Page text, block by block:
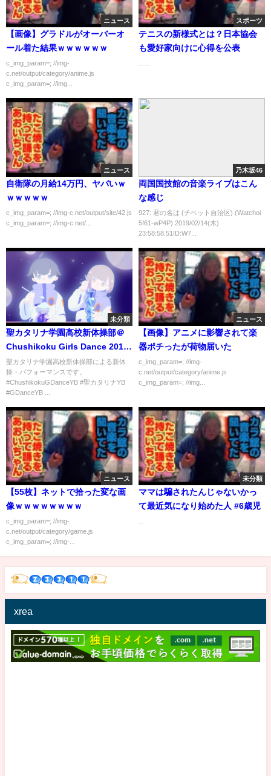
ニュース
【画像】グラドルがオーバーオ
ール着た結果ｗｗｗｗｗｗ
c_img_param=; //img-
c.net/output/category/anime.js
c_img_param=; //img...
スポーツ
テニスの新様式とは？日本協会
も愛好家向けに心得を公表
......
ニュース
自衛隊の月給14万円、ヤバいｗ
ｗｗｗｗｗ
c_img_param=; //img-c.net/output/site/42.js
c_img_param=; //img-c.net/...
乃木坂46
両国国技館の音楽ライブはこん
な感じ
927: 君の名は (チベット自治区) (Watchoi
5f61-wP4P) 2019/02/14(木)
23:58:58.51ID:W7...
未分類
聖カタリナ学園高校新体操部＠
Chushikoku Girls Dance 2018
Autumn
聖カタリナ学園高校新体操部による新体
操・パフォーマンスです。
#ChushikokuGDanceYB #聖カタリナYB
#GDanceYB ...
ニュース
【画像】アニメに影響されて楽
器ポチったが荷物届いた
c_img_param=; //img-
c.net/output/category/anime.js
c_img_param=; //img...
ニュース
【55枚】ネットで拾った変な画
像ｗｗｗｗｗｗｗｗ
c_img_param=; //img-
c.net/output/category/game.js
c_img_param=; //img-...
未分類
ママは騙されたんじゃないかっ
て最近気になり始めた人 #6歳児
xrea